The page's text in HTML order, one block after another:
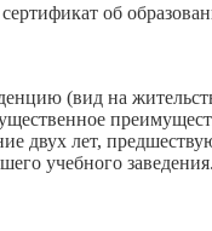
об
(вид на
двух лет,
учебного заведения.